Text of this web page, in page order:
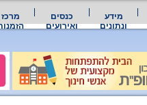
מידע
ונתונים
כנסים
ואירועים
מרכז